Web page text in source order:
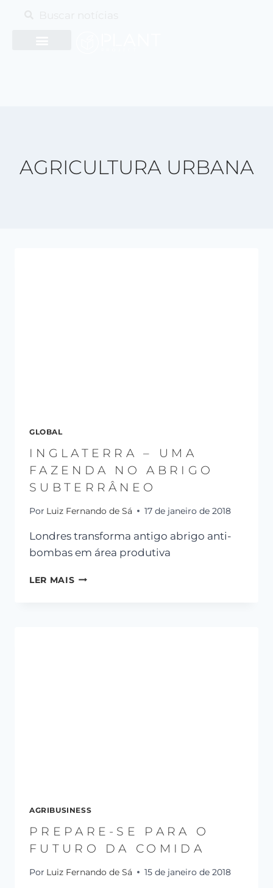
AGRICULTURA URBANA
GLOBAL
INGLATERRA – UMA
FAZENDA NO ABRIGO
SUBTERRÂNEO
Por Luiz Fernando de Sá 17 de janeiro de 2018
Londres transforma antigo abrigo anti-
bombas em área produtiva
LER MAIS
AGRIBUSINESS
PREPARE-SE PARA O
FUTURO DA COMIDA
Por Luiz Fernando de Sá 15 de janeiro de 2018